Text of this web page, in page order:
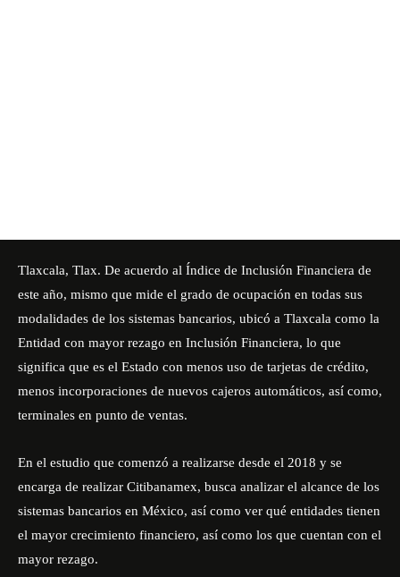
Tlaxcala, Tlax. De acuerdo al Índice de Inclusión Financiera de
este año, mismo que mide el grado de ocupación en todas sus
modalidades de los sistemas bancarios, ubicó a Tlaxcala como la
Entidad con mayor rezago en Inclusión Financiera, lo que
significa que es el Estado con menos uso de tarjetas de crédito,
menos incorporaciones de nuevos cajeros automáticos, así como,
terminales en punto de ventas.
En el estudio que comenzó a realizarse desde el 2018 y se
encarga de realizar Citibanamex, busca analizar el alcance de los
sistemas bancarios en México, así como ver qué entidades tienen
el mayor crecimiento financiero, así como los que cuentan con el
mayor rezago.